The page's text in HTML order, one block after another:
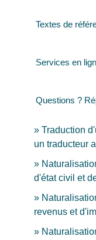
Textes de
Services en
Questions ?
Traduction
un traducteur
d'état civil et
revenus et